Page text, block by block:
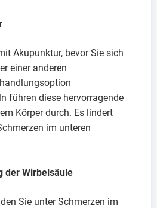
Akupunktur, bevor Sie sich
einer anderen
führen diese hervorragende
Körper durch. Es lindert
im unteren
der Wirbelsäule
Sie unter Schmerzen im